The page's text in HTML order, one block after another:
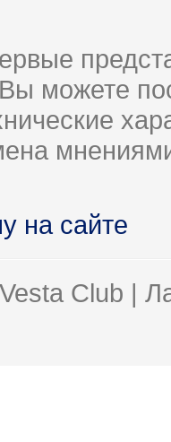
можете
на сайте
Club |